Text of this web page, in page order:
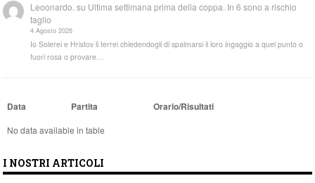
Leoonardo. su Ultima settimana prima della coppa. In 6 sono a rischio
taglio
4 Agosto 2026
Io Solerei e Hristov li terrei chiedendogli di spalmarsi il loro ingaggio a quel punto o
fuori rosa o provare…
Data Partita Orario/Risultati
No data available in table
I NOSTRI ARTICOLI